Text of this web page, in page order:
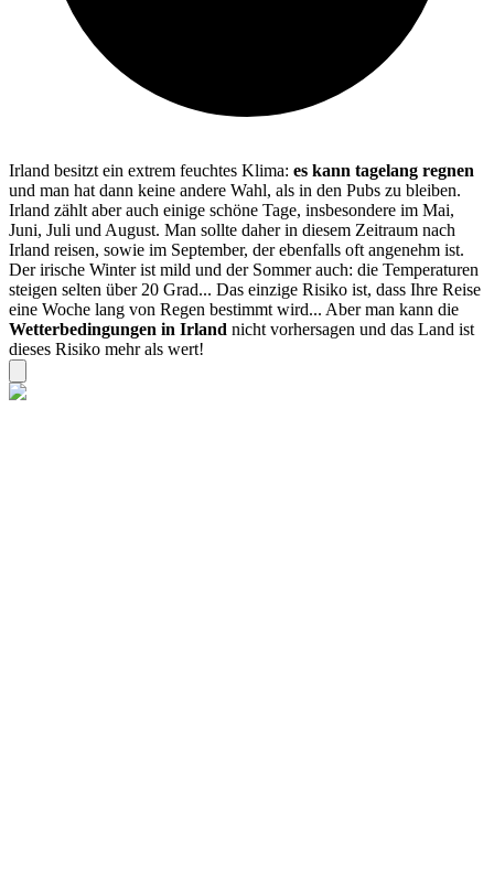
Irland besitzt ein extrem feuchtes Klima: es kann tagelang regnen
und man hat dann keine andere Wahl, als in den Pubs zu bleiben.
Irland zählt aber auch einige schöne Tage, insbesondere im Mai,
Juni, Juli und August. Man sollte daher in diesem Zeitraum nach
Irland reisen, sowie im September, der ebenfalls oft angenehm ist.
Der irische Winter ist mild und der Sommer auch: die Temperaturen
steigen selten über 20 Grad... Das einzige Risiko ist, dass Ihre Reise
eine Woche lang von Regen bestimmt wird... Aber man kann die
Wetterbedingungen in Irland nicht vorhersagen und das Land ist
dieses Risiko mehr als wert!